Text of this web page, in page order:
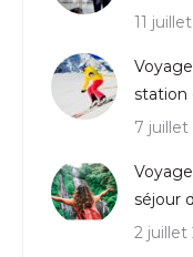
11
station
7 juillet
séjour
2 juillet